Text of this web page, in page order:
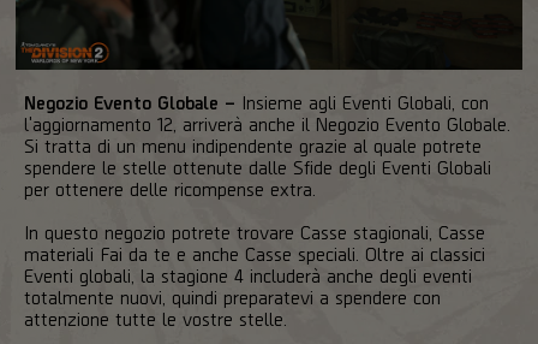
Negozio Evento Globale – Insieme agli Eventi Globali, con
l'aggiornamento 12, arriverà anche il Negozio Evento Globale.
Si tratta di un menu indipendente grazie al quale potrete
spendere le stelle ottenute dalle Sfide degli Eventi Globali
per ottenere delle ricompense extra.
In questo negozio potrete trovare Casse stagionali, Casse
materiali Fai da te e anche Casse speciali. Oltre ai classici
Eventi globali, la stagione 4 includerà anche degli eventi
totalmente nuovi, quindi preparatevi a spendere con
attenzione tutte le vostre stelle.